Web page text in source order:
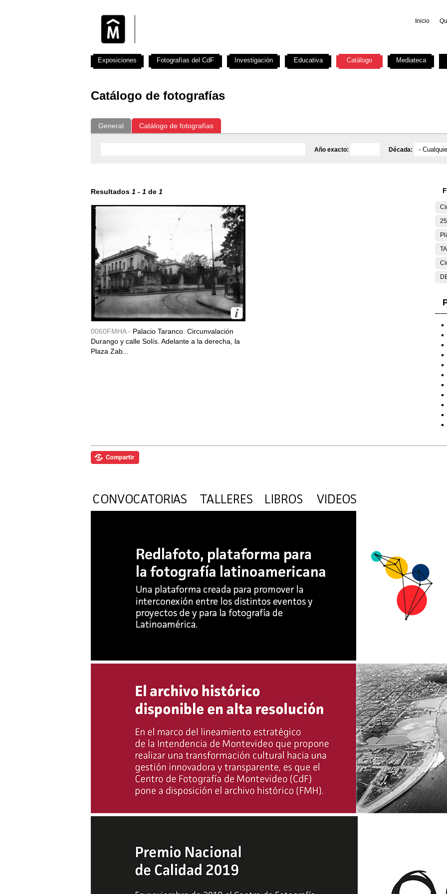
Inicio
Catálogo de fotografías
General Catálogo de fotografías
Año exacto: Década:
Resultados 1 - 1 de 1
0060FMHA - Palacio Taranco. Circunvalación
Durango y calle Solís. Adelante a la derecha, la
Plaza Zab...
Exposiciones Fotografías del CdF Investigación Educativa Catálogo Mediateca